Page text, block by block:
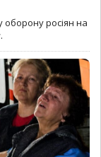
оборону росіян на